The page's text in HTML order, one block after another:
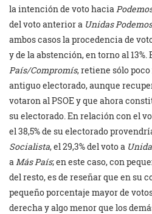
la intención de voto hacia
del voto anterior a Unidas Podemos
ambos casos la procedencia de
y de la abstención, en torno al 13%.
País/Compromís, retiene sólo
antiguo electorado, aunque
votaron al PSOE y que ahora
su electorado. En relación con el
el 38,5% de su electorado
Socialista, el 29,3% del voto a
a Más País; en este caso, con
del resto, es de reseñar que en su
pequeño porcentaje mayor de
derecha y algo menor que los